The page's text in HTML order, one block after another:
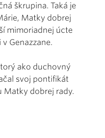
škrupina. Taká je
Matky dobrej
mimoriadnej úcte
Genazzane.
ako duchovný
svoj pontifikát
Matky dobrej rady.